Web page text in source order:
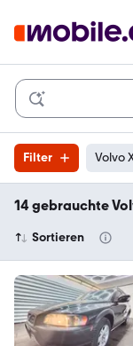
Filter Volvo
14 gebrauchte
Sortieren